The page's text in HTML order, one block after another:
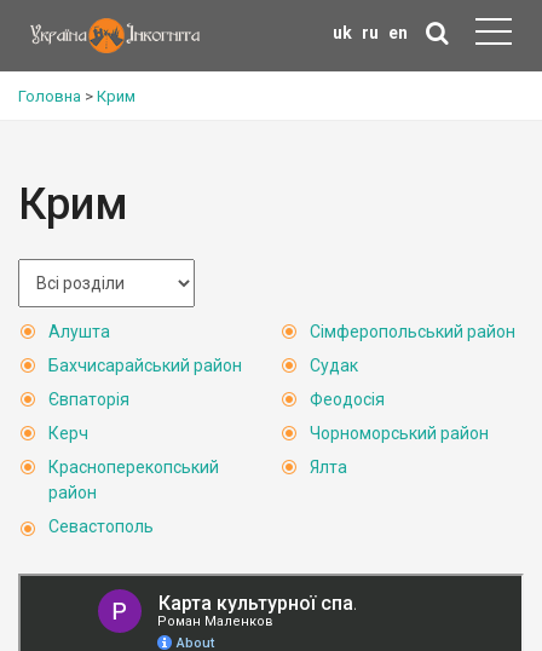
uk ru en
Головна > Крим
Крим
Алушта
Бахчисарайський район
Євпаторія
Керч
Красноперекопський
район
Севастополь
Сімферопольський район
Судак
Феодосія
Чорноморський район
Ялта